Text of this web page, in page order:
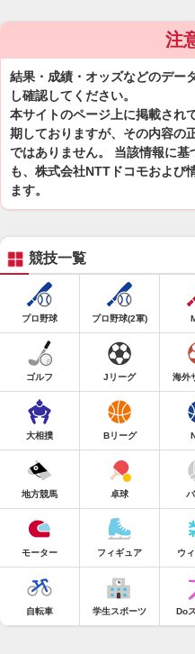
注
結果・成績・オッズなどのデー
し確認してください。
本サイトのページ上に掲載され
期しておりますが、その内容の
ではありません。 当該情報に
も、株式会社NTTドコモおよび
ます。
競技一覧
プロ野球 プロ野球(2軍)
ゴルフ Jリーグ 海外
大相撲 Bリーグ
地方競馬 卓球
モーター フィギュア ウ
自転車 学生スポーツ Do